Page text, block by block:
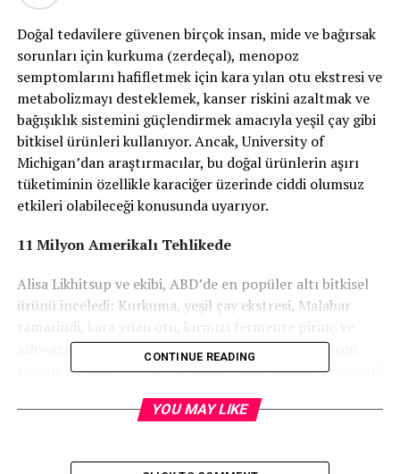
Doğal tedavilere güvenen birçok insan, mide ve bağırsak
sorunları için kurkuma (zerdeçal), menopoz
semptomlarını hafifletmek için kara yılan otu ekstresi ve
metabolizmayı desteklemek, kanser riskini azaltmak ve
bağışıklık sistemini güçlendirmek amacıyla yeşil çay gibi
bitkisel ürünleri kullanıyor. Ancak, University of
Michigan’dan araştırmacılar, bu doğal ürünlerin aşırı
tüketiminin özellikle karaciğer üzerinde ciddi olumsuz
etkileri olabileceği konusunda uyarıyor.
11 Milyon Amerikalı Tehlikede
Alisa Likhitsup ve ekibi, ABD’de en popüler altı bitkisel
ürünü inceledi: Kurkuma, yeşil çay ekstresi, Malabar
ashwagandha (şifa bitkisi). ABD’de yaklaşık 11 milyon
kişinin, ağrıları veya artriti hafifletmek umuduyla düzenli
birçok klinik çalışma, kurkuma içeren ürünlerin
CONTINUE READING
YOU MAY LIKE